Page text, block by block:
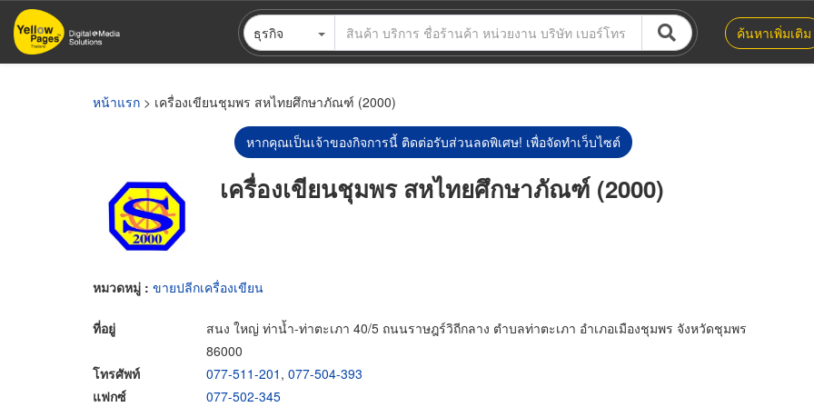
ข้าม
ไป
ธุรกิจ ค้นหาเพิ่มเติม
หน้าแรก > เครื่องเขียนชุมพร สหไทยศึกษาภัณฑ์ (2000)
หากคุณเป็นเจ้าของกิจการนี้ ติดต่อรับส่วนลดพิเศษ! เพื่อจัดทำเว็บไซต์
เครื่องเขียนชุมพร สหไทยศึกษาภัณฑ์ (2000)
หมวดหมู่ : ขายปลีกเครื่องเขียน
ที่อยู่
สนง ใหญ่ ท่าน้ำ-ท่าตะเภา 40/5 ถนนราษฎร์วิถีกลาง ตำบลท่าตะเภา อำเภอเมืองชุมพร จังหวัดชุมพร
86000
โทรศัพท์
077-511-201 , 077-504-393
แฟกซ์
077-502-345